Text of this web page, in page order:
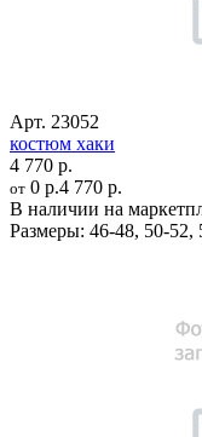
Арт. 23052
костюм хаки
4 770 р.
от 0 р.4 770 р.
В наличии на
Размеры: 46-48, 50-52,